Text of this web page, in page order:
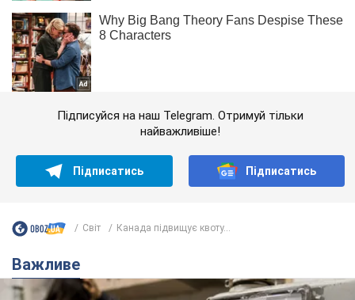
Підписуйся на наш Telegram. Отримуй тільки
найважливіше!
Підписатись Підписатись
Світ Канада підвищує квоту...
Важливе